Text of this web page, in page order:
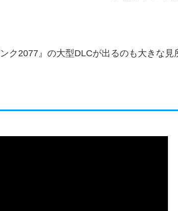
ク2077』の大型DLCが出るのも大きな見